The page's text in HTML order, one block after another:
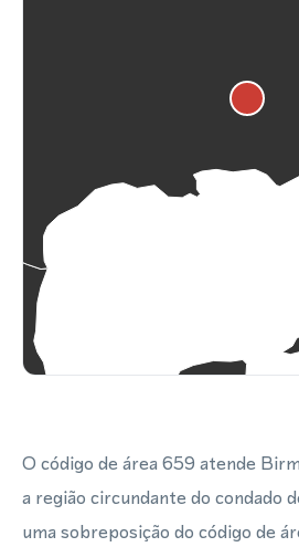
O código de área 659 atende
a região circundante do condado
uma sobreposição do código de